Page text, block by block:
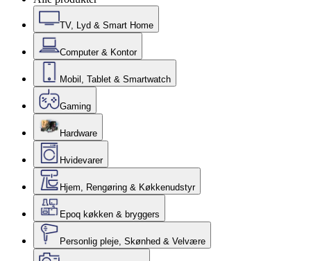
TV, Lyd & Smart Home
Computer & Kontor
Mobil, Tablet & Smartwatch
Gaming
Hardware
Hvidevarer
Hjem, Rengøring & Køkkenudstyr
Epoq køkken & bryggers
Personlig pleje, Skønhed & Velvære